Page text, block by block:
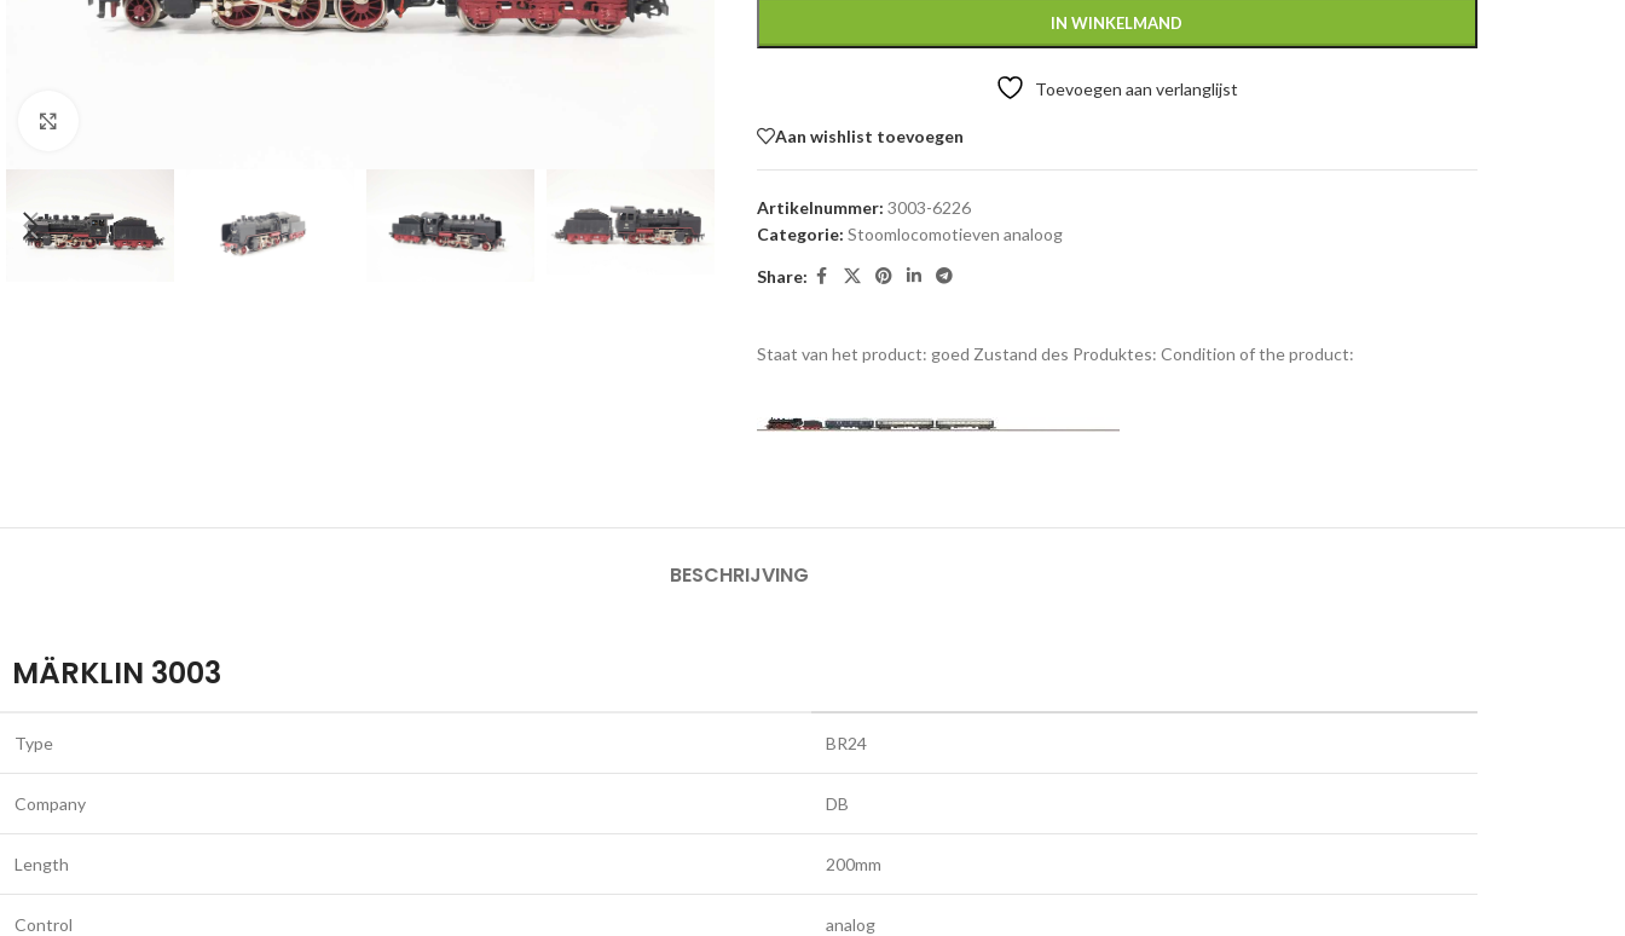
IN WINKELMAND
Toevoegen aan verlanglijst
Aan wishlist toevoegen
Artikelnummer: 3003-6226
Categorie: Stoomlocomotieven analoog
Share:
Staat van het product: goed Zustand des Produktes: Condition of the product:
BESCHRIJVING
MÄRKLIN 3003
Type BR24
Company DB
Length 200mm
Control analog